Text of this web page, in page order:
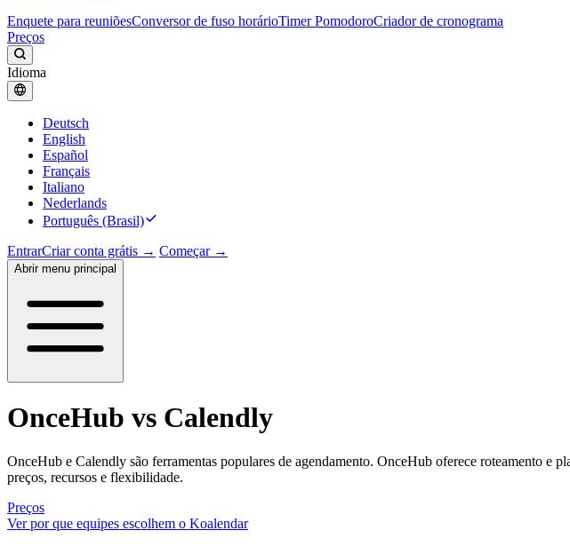
Enquete para reuniõesConversor de fuso horárioTimer PomodoroCriador de cronograma
Preços
Idioma
Deutsch
English
Español
Français
Italiano
Nederlands
Português (Brasil)
EntrarCriar conta grátis → Começar →
Abrir menu principal
OnceHub vs Calendly
OnceHub e Calendly são ferramentas populares de agendamento. OnceHub oferece roteamento e
preços, recursos e flexibilidade.
Preços
Ver por que equipes escolhem o Koalendar